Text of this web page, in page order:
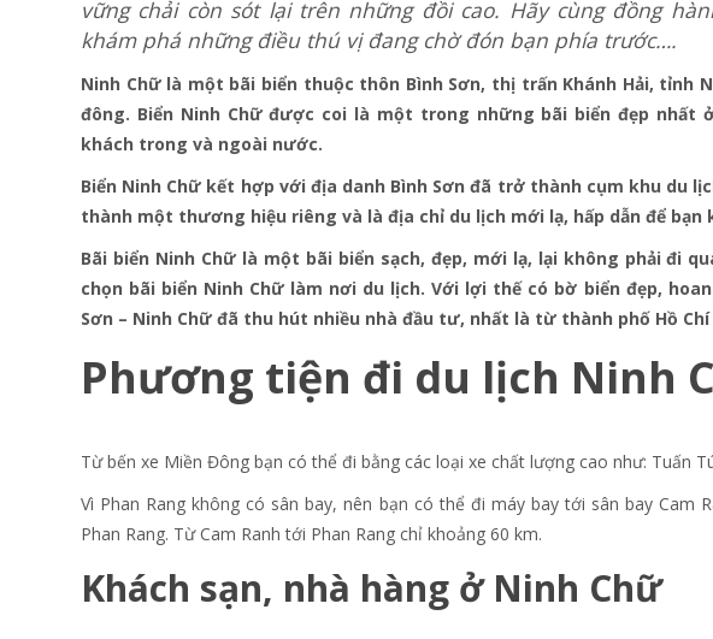
vững chải còn sót lại trên những đồi cao. Hãy cùng đồng
khám phá những điều thú vị đang chờ đón bạn phía trước….
Ninh Chữ là một bãi biển thuộc thôn Bình Sơn, thị trấn Khánh Hải, tỉnh
đông. Biển Ninh Chữ được coi là một trong những bãi biển đẹp nhất
khách trong và ngoài nước.
Biển Ninh Chữ kết hợp với địa danh Bình Sơn đã trở thành cụm khu du
thành một thương hiệu riêng và là địa chỉ du lịch mới lạ, hấp dẫn để bạn
Bãi biển Ninh Chữ là một bãi biển sạch, đẹp, mới lạ, lại không phải đi
chọn bãi biển Ninh Chữ làm nơi du lịch. Với lợi thế có bờ biển đẹp,
Sơn – Ninh Chữ đã thu hút nhiều nhà đầu tư, nhất là từ thành phố Hồ Chí
Phương tiện đi du lịch Ninh
Từ bến xe Miền Đông bạn có thể đi bằng các loại xe chất lượng cao như: Tuấn
Vì Phan Rang không có sân bay, nên bạn có thể đi máy bay tới sân bay Cam
Phan Rang. Từ Cam Ranh tới Phan Rang chỉ khoảng 60 km.
Khách sạn, nhà hàng ở Ninh Chữ